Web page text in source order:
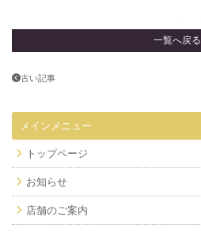
一覧へ戻る
古い記事
メインメニュー
トップページ
お知らせ
店舗のご案内